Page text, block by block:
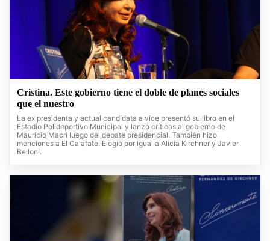
Cristina. Este gobierno tiene el doble de planes sociales
que el nuestro
La ex presidenta y actual candidata a vice presentó su libro en el
Estadio Polideportivo Municipal y lanzó críticas al gobierno de
Mauricio Macri luego del debate presidencial. También hizo
menciones a El Calafate. Elogió por igual a Alicia Kirchner y Javier
Belloni.